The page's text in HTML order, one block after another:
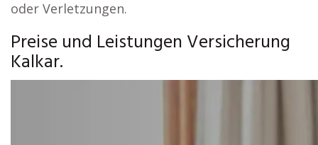
oder Verletzungen.
Preise und Leistungen Versicherung
Kalkar.